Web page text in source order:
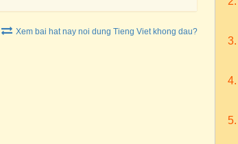
Xem bai hat nay noi dung Tieng Viet khong dau?